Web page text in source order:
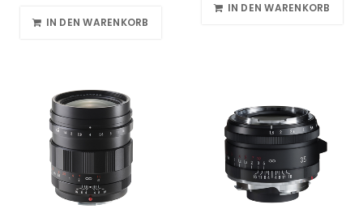
IN DEN WARENKORB
IN DEN WARENKORB